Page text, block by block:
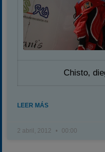
Chisto,
LEER MÁS
2 abril, 2012 00:00